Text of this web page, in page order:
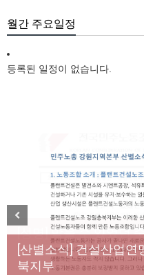
월간 주요일정
등록된 일정이 없습니다.
[성명] 막을 수 있었던
년노동자 사망사고의
대책 마련하라
[산별소식] 건설산업연
북지부
Previous